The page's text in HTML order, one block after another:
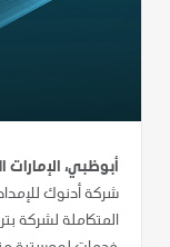
أبوظبي، الإمارات العربية
شركة أدنوك
المتكاملة لشركة